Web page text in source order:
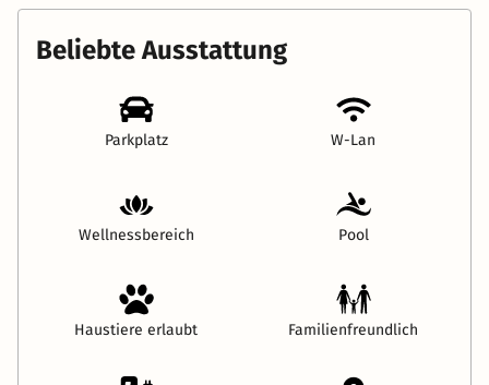
Beliebte Ausstattung
Parkplatz W-Lan
Wellnessbereich Pool
Haustiere erlaubt Familienfreundlich